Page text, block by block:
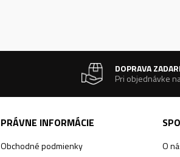
DOPRAVA
Pri objednávke
PRÁVNE INFORMÁCIE
Obchodné podmienky O